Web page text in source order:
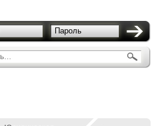
Пароль